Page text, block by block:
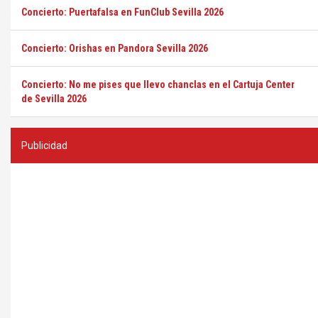
Concierto: Puertafalsa en FunClub Sevilla 2026
Concierto: Orishas en Pandora Sevilla 2026
Concierto: No me pises que llevo chanclas en el Cartuja Center
de Sevilla 2026
Publicidad